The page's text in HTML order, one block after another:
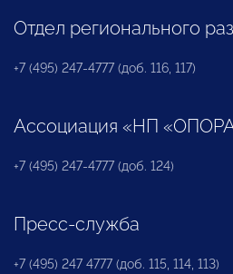
Отдел регионального
+7 (495) 247-4777 (доб. 116, 117)
Ассоциация «НП
+7 (495) 247-4777 (доб. 124)
Пресс-служба
+7 (495) 247 4777 (доб. 115, 114, 113)